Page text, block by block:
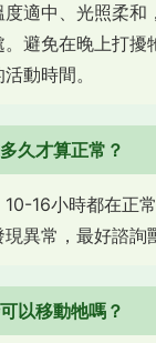
適中、光照柔和
避免在晚上打擾
動時間。
久才算正常？
16小時都在正
異常，最好諮詢
以移動牠嗎？